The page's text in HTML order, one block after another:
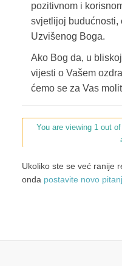
pozitivnom i
svjetlijoj budućnosti,
Uzvišenog Boga.
Ako Bog da, u
vijesti o Vašem
ćemo se za Vas
You are viewing 1 out
Ukoliko ste se već ranije
onda postavite novo